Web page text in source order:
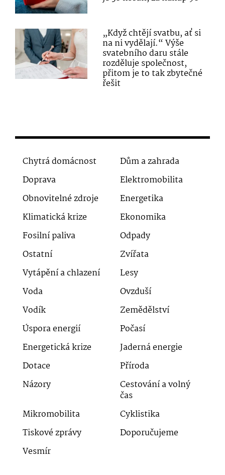
„Když chtějí svatbu, ať si
na ni vydělají.“ Výše
svatebního daru stále
rozděluje společnost,
přitom je to tak zbytečné
řešit
Chytrá domácnost
Dům a zahrada
Doprava
Elektromobilita
Obnovitelné zdroje
Energetika
Klimatická krize
Ekonomika
Fosilní paliva
Odpady
Ostatní
Zvířata
Vytápění a chlazení
Lesy
Voda
Ovzduší
Vodík
Zemědělství
Úspora energií
Počasí
Energetická krize
Jaderná energie
Dotace
Příroda
Názory
Cestování a volný
čas
Mikromobilita
Cyklistika
Tiskové zprávy
Doporučujeme
Vesmír